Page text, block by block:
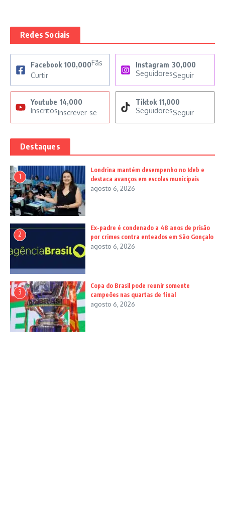
Redes Sociais
Facebook 100,000Fãs
Curtir
Instagram 30,000
SeguidoresSeguir
Youtube 14,000
Inscritos Inscrever-se
Tiktok 11,000
SeguidoresSeguir
Destaques
1
Londrina mantém desempenho no Ideb e
destaca avanços em escolas municipais
agosto 6, 2026
2
Ex-padre é condenado a 48 anos de prisão
por crimes contra enteados em São Gonçalo
agosto 6, 2026
3
Copa do Brasil pode reunir somente
campeões nas quartas de final
agosto 6, 2026